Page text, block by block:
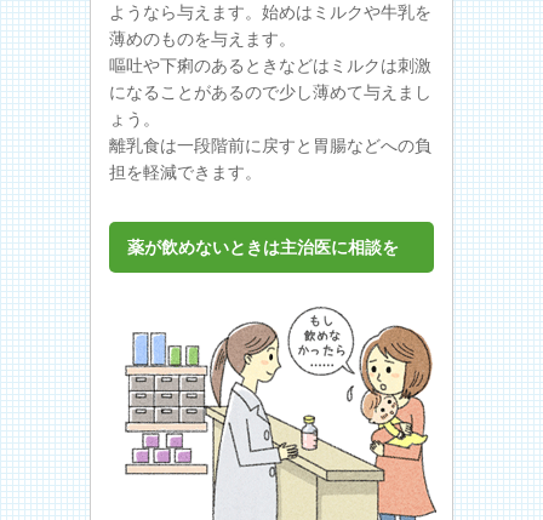
ようなら与えます。始めはミルクや牛乳を
薄めのものを与えます。
嘔吐や下痢のあるときなどはミルクは刺激
になることがあるので少し薄めて与えまし
ょう。
離乳食は一段階前に戻すと胃腸などへの負
担を軽減できます。
薬が飲めないときは主治医に相談を